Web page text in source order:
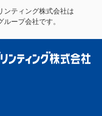
ンティング株式会社は
ープ会社です。